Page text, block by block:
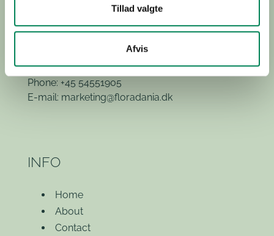
Tillad valgte
Afvis
(Exit 52)
Phone: +45 54551905
E-mail: marketing@floradania.dk
INFO
Home
About
Contact